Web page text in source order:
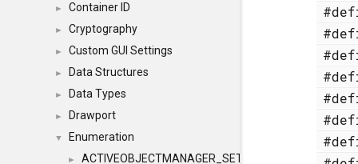
► Container ID
► Cryptography
► Custom GUI Settings
► Data Structures
► Data Types
► Drawport
▼ Enumeration
► ACTIVEOBJECTMANAGER_SETOBJECTS